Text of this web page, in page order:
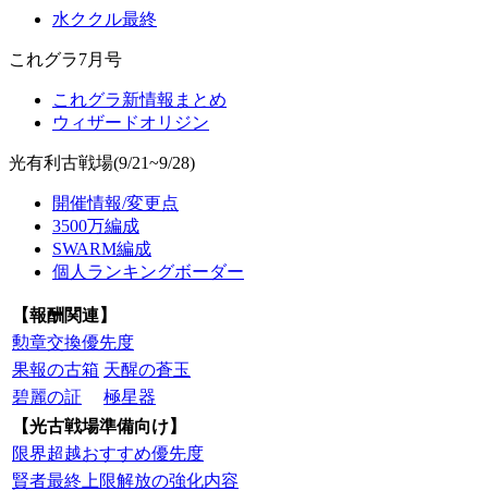
水ククル最終
これグラ7月号
これグラ新情報まとめ
ウィザードオリジン
光有利古戦場(9/21~9/28)
開催情報/変更点
3500万編成
SWARM編成
個人ランキングボーダー
【報酬関連】
勲章交換優先度
果報の古箱 天醒の蒼玉
碧麗の証
極星器
【光古戦場準備向け】
限界超越おすすめ優先度
賢者最終上限解放の強化内容